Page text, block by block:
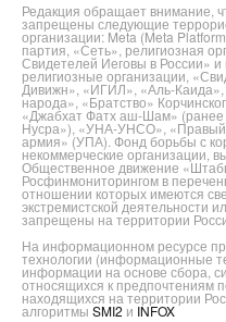
Редакция обращает внимание,
запрещены следующие
организации: Meta (Meta
партия, «Сеть», религиозная
Свидетелей Иеговы в России»
религиозные организации,
Дивижн», «ИГИЛ», «Аль-Каида»,
народа», «Братство»
«Джабхат Фатх аш-Шам»
Нусра»), «УНА-УНСО», «Правый
армия» (УПА). Фонд борьбы с
некоммерческие организации,
Общественное движение
Росфинмониторингом в
отношении которых имеются
экстремистской деятельности
запрещены на территории
На информационном ресурсе
технологии (информационные
информации на основе сбора,
относящихся к предпочтениям
находящихся на территории
алгоритмы SMI2 и INFOX